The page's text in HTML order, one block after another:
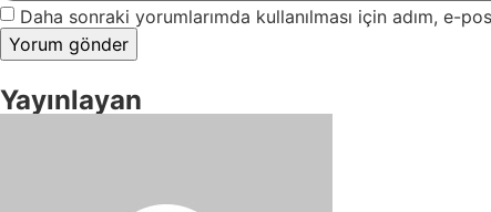
Daha sonraki yorumlarımda kullanılması için adım, e-
Yayınlayan